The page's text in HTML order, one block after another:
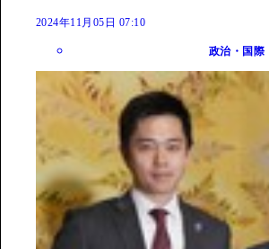
2024年11月05日 07:10
政治・国際